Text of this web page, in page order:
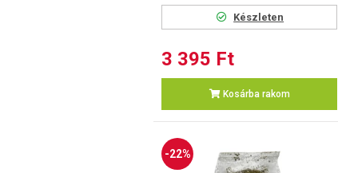
Készleten
3 395 Ft
Kosárba rakom
-22%